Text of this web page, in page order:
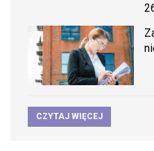
CZYTAJ WIĘCEJ